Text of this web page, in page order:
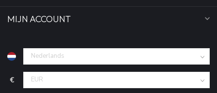
MIJN ACCOUNT
€